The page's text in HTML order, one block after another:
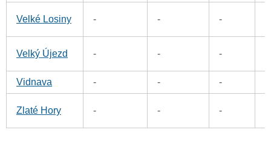
Velké Losiny - - -
Velký Újezd - - -
Vidnava - - -
Zlaté Hory - - -